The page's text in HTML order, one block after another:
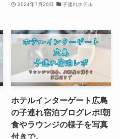
2024年7月26日 子連れホテル
ホテルインターゲート広島
の子連れ宿泊ブログレポ!朝
食やラウンジの様子を写真
付きで。